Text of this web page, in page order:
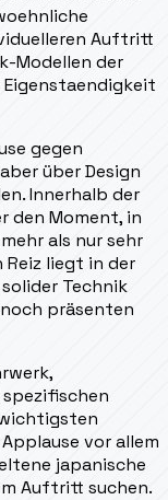
Auftritt
Modellen der
Eigenstaendigkeit
gegen
über Design
Innerhalb der
den Moment, in
als nur sehr
liegt in der
Technik
präsenten
vor allem
japanische
Auftritt suchen.